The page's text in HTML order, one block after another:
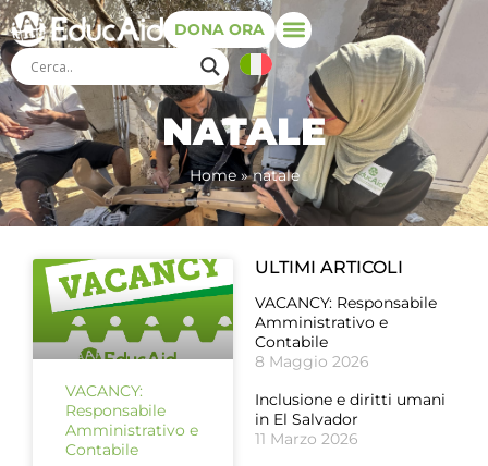
DONA ORA
NATALE
Home»natale
VACANCY:
Responsabile
Amministrativo e
Contabile
ULTIMI ARTICOLI
VACANCY: Responsabile
Amministrativo e
Contabile
8 Maggio 2026
Inclusione e diritti umani
in El Salvador
11 Marzo 2026